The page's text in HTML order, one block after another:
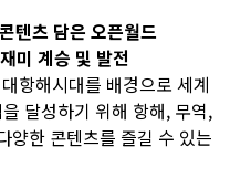
텐츠 담은 오픈월드
미 계승 및 발전
항해시대를 배경으로 세계
달성하기 위해 항해, 무역,
양한 콘텐츠를 즐길 수 있는